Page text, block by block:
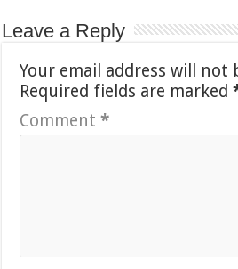
Leave a Reply
Your email address will not
Required fields are marked
Comment*